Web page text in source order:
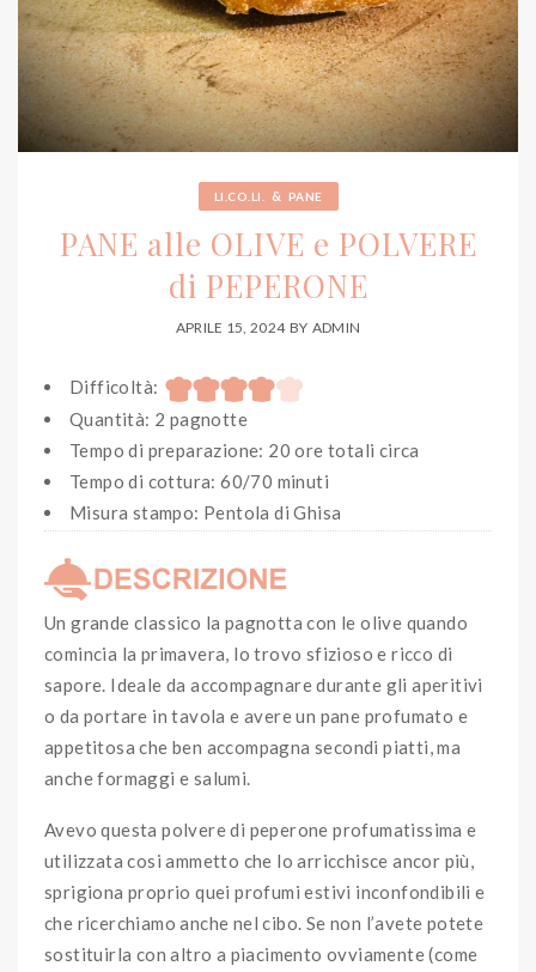
LI.CO.LI. & PANE
PANE alle OLIVE e POLVERE
di PEPERONE
APRILE 15, 2024 BY ADMIN
Difficoltà:
Quantità: 2 pagnotte
Tempo di preparazione: 20 ore totali circa
Tempo di cottura: 60/70 minuti
Misura stampo: Pentola di Ghisa
Un grande classico la pagnotta con le olive quando
comincia la primavera, lo trovo sfizioso e ricco di
sapore. Ideale da accompagnare durante gli aperitivi
o da portare in tavola e avere un pane profumato e
appetitosa che ben accompagna secondi piatti, ma
anche formaggi e salumi.
Avevo questa polvere di peperone profumatissima e
utilizzata cosi ammetto che lo arricchisce ancor più,
sprigiona proprio quei profumi estivi inconfondibili e
che ricerchiamo anche nel cibo. Se non l’avete potete
sostituirla con altro a piacimento ovviamente (come